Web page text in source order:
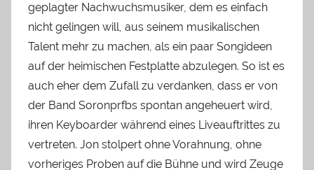
geplagter Nachwuchsmusiker, dem es einfach
nicht gelingen will, aus seinem musikalischen
Talent mehr zu machen, als ein paar Songideen
auf der heimischen Festplatte abzulegen. So ist es
auch eher dem Zufall zu verdanken, dass er von
der Band Soronprfbs spontan angeheuert wird,
ihren Keyboarder während eines Liveauftrittes zu
vertreten. Jon stolpert ohne Vorahnung, ohne
vorheriges Proben auf die Bühne und wird Zeuge